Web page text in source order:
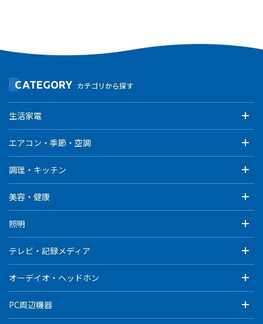
CATEGORY カテゴリから探す
生活家電
エアコン・季節・空調
調理・キッチン
美容・健康
照明
テレビ・記録メディア
オーデイオ・ヘッドホン
PC周辺機器